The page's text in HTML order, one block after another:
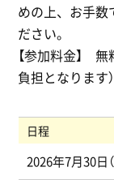
めの上、お手数
ださい。
【参加料金】
負担となります）
日程
2026年7月30日